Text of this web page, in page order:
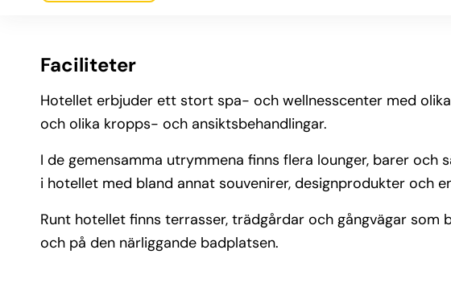
Faciliteter
Hotellet erbjuder ett stort spa- och wellnesscenter med
och olika kropps- och ansiktsbehandlingar.
I de gemensamma utrymmena finns flera lounger, barer och
i hotellet med bland annat souvenirer, designprodukter och
Runt hotellet finns terrasser, trädgårdar och gångvägar
och på den närliggande badplatsen.